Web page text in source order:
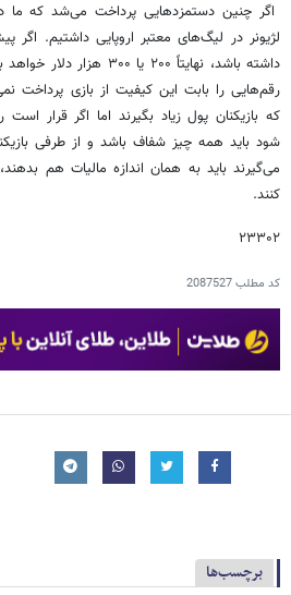
اگر چنین دستمزدهایی پرداخت می‌شد که ما
لژیونر در لیگ‌های معتبر اروپایی داشتیم. اگر
داشته باشد، نهایتاً ۲۰۰
رقم‌هایی را بابت این کیفیت از بازی پرداخت
که بازیکنان پول زیاد بگیرند اما اگر قرار
شود باید همه چیز شفاف باشد و از طرفی
می‌گیرند باید به همان اندازه مالیات هم
کنند.
۲۳۳۰۲
کد مطلب2087527
برچسب‌ها